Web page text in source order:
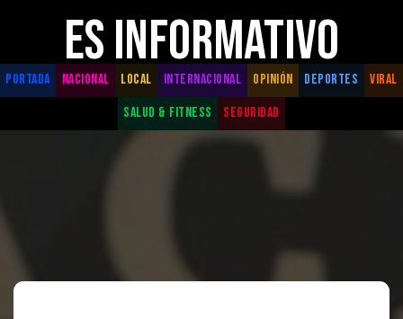
ES INFORMATIVO
PORTADA NACIONAL LOCAL INTERNACIONAL OPINIÓN DEPORTES
VIRAL
SALUD & FITNESS
SEGURIDAD